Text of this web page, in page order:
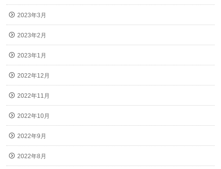
2023年3月
2023年2月
2023年1月
2022年12月
2022年11月
2022年10月
2022年9月
2022年8月